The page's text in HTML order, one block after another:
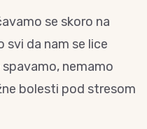
se skoro na
svi da nam se lice
nemamo
bolesti pod stresom